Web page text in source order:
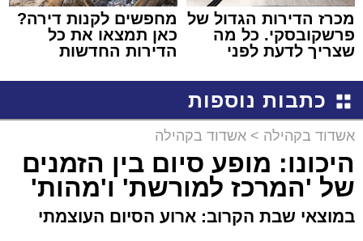
מכרז הדירות הגדול של
פרשקובסקי. כל מה
שצריך לדעת לפני
באשדוד
מחפשים לקנות דירה?
כאן תמצאו את כל
הדירות החדשות
כתבות נוספות
אשדוד בקהילה > אשדוד בקהילה
היכונו: מופע סיום בין הזמנים
של 'המרכז למורשת' ו'מהות'
במוצאי שבת הקרוב: ארוע הסיום העוצמתי